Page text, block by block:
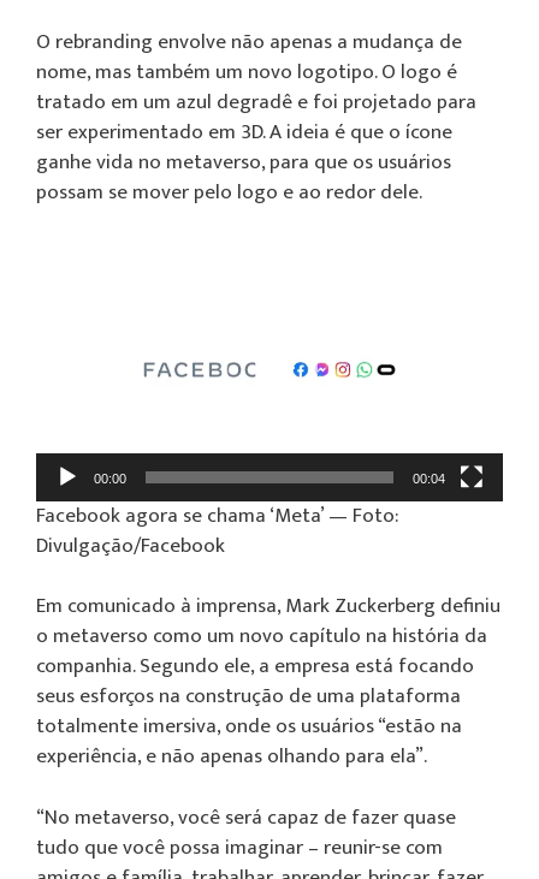
O rebranding envolve não apenas a mudança de
nome, mas também um novo logotipo. O logo é
tratado em um azul degradê e foi projetado para
ser experimentado em 3D. A ideia é que o ícone
ganhe vida no metaverso, para que os usuários
possam se mover pelo logo e ao redor dele.
00:00 00:04
Facebook agora se chama ‘Meta’ — Foto:
Divulgação/Facebook
Em comunicado à imprensa, Mark Zuckerberg definiu
o metaverso como um novo capítulo na história da
companhia. Segundo ele, a empresa está focando
seus esforços na construção de uma plataforma
totalmente imersiva, onde os usuários “estão na
experiência, e não apenas olhando para ela”.
“No metaverso, você será capaz de fazer quase
tudo que você possa imaginar – reunir-se com